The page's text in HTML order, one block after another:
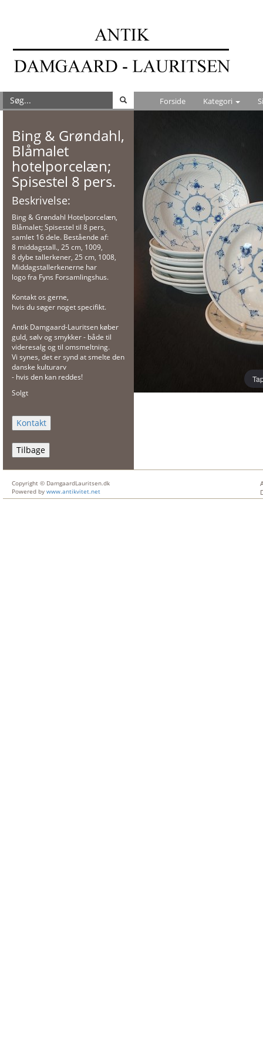
Forside Kategori
Bing & Grøndahl,
Blåmalet
hotelporcelæn;
Spisestel 8 pers.
Beskrivelse:
Bing & Grøndahl Hotelporcelæn,
Blåmalet; Spisestel til 8 pers,
samlet 16 dele. Bestående af:
8 middagstall., 25 cm, 1009,
8 dybe tallerkener, 25 cm, 1008,
Middagstallerkenerne har
logo fra Fyns Forsamlingshus.
Kontakt os gerne,
hvis du søger noget specifikt.
Antik Damgaard-Lauritsen køber
guld, sølv og smykker - både til
videresalg og til omsmeltning.
Vi synes, det er synd at smelte den
danske kulturarv
- hvis den kan reddes!
Solgt
Tilbage
Copyright © DamgaardLauritsen.dk
Powered by www.antikvitet.net